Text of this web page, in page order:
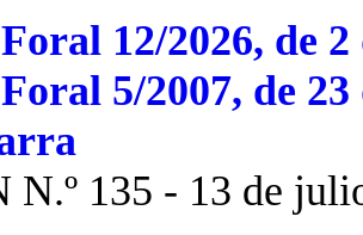
12/2026, de
5/2007, de
N.º 135 - 13 de